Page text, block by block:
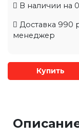
В наличии на
Доставка 990
менеджер
Купить